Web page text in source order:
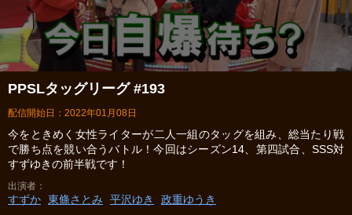
PPSLタッグリーグ #193
配信開始日：2022年01月08日
今をときめく女性ライターが二人一組のタッグを組み、総当たり戦
で勝ち点を競い合うバトル！今回はシーズン14、第四試合、SSS対
すずゆきの前半戦です！
出演者
すずか 東條さとみ 平沢ゆき 政重ゆうき